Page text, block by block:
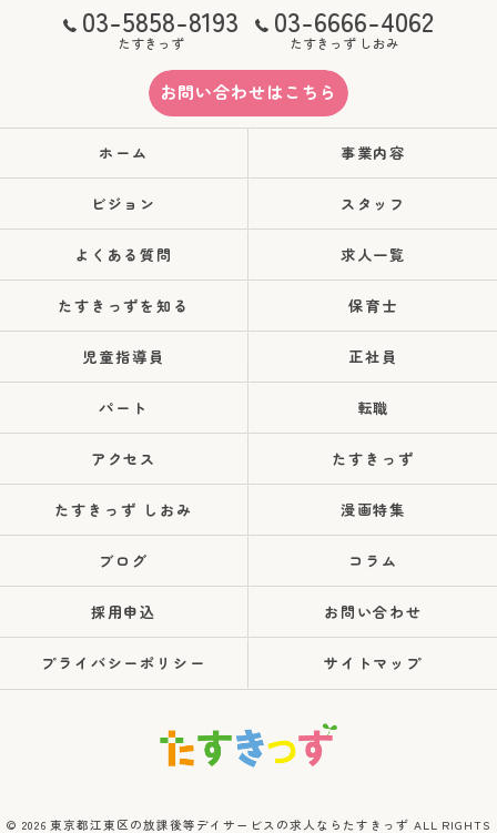
03-5858-8193
たすきっず
03-6666-4062
たすきっず しおみ
お問い合わせはこちら
ホーム 事業内容
ビジョン スタッフ
よくある質問 求人一覧
たすきっずを知る 保育士
児童指導員 正社員
パート 転職
アクセス たすきっず
たすきっず しおみ 漫画特集
ブログ コラム
採用申込 お問い合わせ
プライバシーポリシー サイトマップ
© 2026 東京都江東区の放課後等デイサービスの求人ならたすきっず ALL RIGHTS